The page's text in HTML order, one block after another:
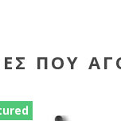
ΠΟΥ